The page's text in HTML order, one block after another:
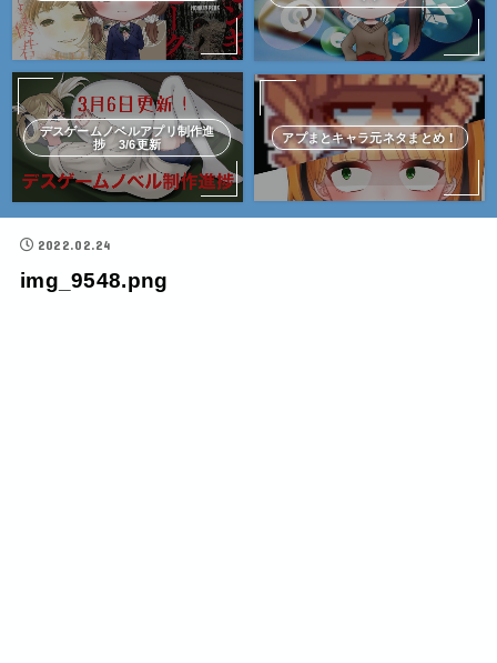
デスゲームノベルアプリ制作進
捗 3/6更新
アプまとキャラ元ネタまとめ！
2022.02.24
img_9548.png